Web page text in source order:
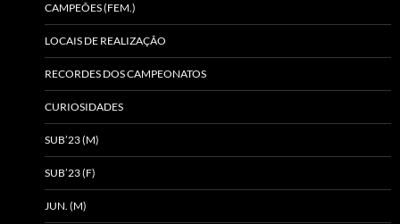
CAMPEÕES (FEM.)
LOCAIS DE REALIZAÇÃO
RECORDES DOS CAMPEONATOS
CURIOSIDADES
SUB’23 (M)
SUB’23 (F)
JUN. (M)